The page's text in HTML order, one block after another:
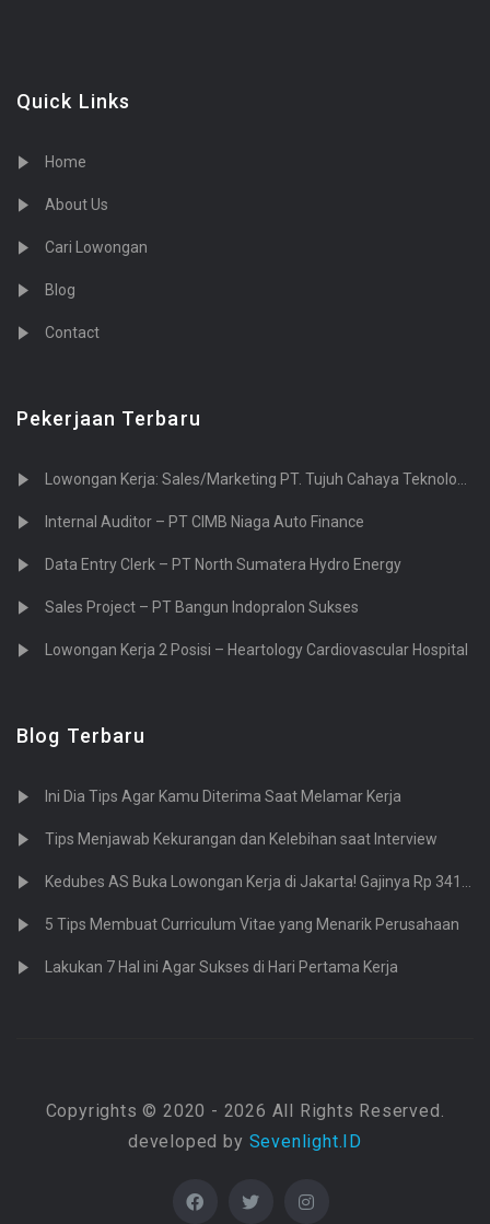
Quick Links
Home
About Us
Cari Lowongan
Blog
Contact
Pekerjaan Terbaru
Lowongan Kerja: Sales/Marketing PT. Tujuh Cahaya Teknologi (Sevenlight.ID)
Internal Auditor – PT CIMB Niaga Auto Finance
Data Entry Clerk – PT North Sumatera Hydro Energy
Sales Project – PT Bangun Indopralon Sukses
Lowongan Kerja 2 Posisi – Heartology Cardiovascular Hospital
Blog Terbaru
Ini Dia Tips Agar Kamu Diterima Saat Melamar Kerja
Tips Menjawab Kekurangan dan Kelebihan saat Interview
Kedubes AS Buka Lowongan Kerja di Jakarta! Gajinya Rp 341 Juta
5 Tips Membuat Curriculum Vitae yang Menarik Perusahaan
Lakukan 7 Hal ini Agar Sukses di Hari Pertama Kerja
Copyrights © 2020 - 2026 All Rights Reserved.
developed by Sevenlight.ID